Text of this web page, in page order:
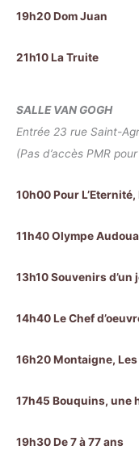
19h20 Dom Juan
21h10 La Truite
SALLE VAN GOGH
Entrée 23 rue Saint-
(Pas d’accès PMR
10h00 Pour
11h40 Olympe
13h10 Souvenirs
14h40 Le Chef
16h20 Montaigne,
17h45 Bouquins, une
19h30 De 7 à 77 ans